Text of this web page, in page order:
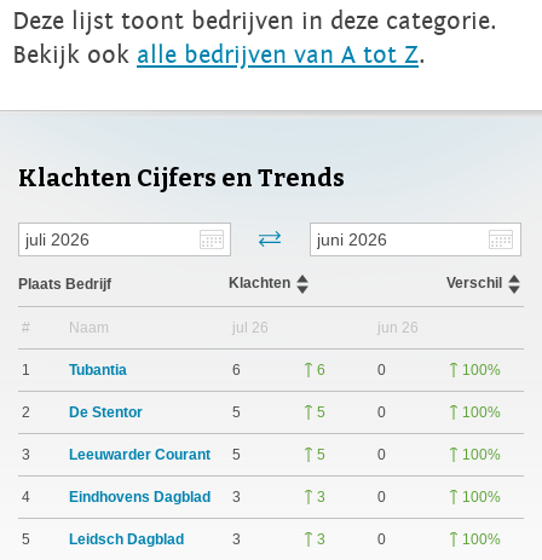
Barometer
Login
Deze lijst toont bedrijven in deze categorie.
Bekijk ook alle bedrijven van A tot Z.
Klachten Cijfers en Trends
Plaats Bedrijf Klachten Verschil
# Naam jul 26 jun 26
1 Tubantia 6 6 0 100%
2 De Stentor 5 5 0 100%
3 Leeuwarder Courant 5 5 0 100%
4 Eindhovens Dagblad 3 3 0 100%
5 Leidsch Dagblad 3 3 0 100%